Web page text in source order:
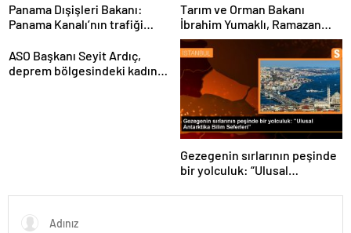
Panama Dışişleri Bakanı:
Panama Kanalı’nın trafiği
Tarım ve Orman Bakanı
İbrahim Yumaklı, Ramazan
denetimlerini
sıklaştırdıklarını açıkladı
ASO Başkanı Seyit Ardıç,
deprem bölgesindeki kadın
Gezegenin sırlarının peşinde
bir yolculuk: “Ulusal